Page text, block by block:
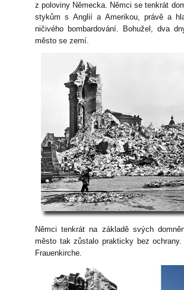
z poloviny Německa. Němci se tenkrát
stykům s Anglií a Amerikou, právě a
ničivého bombardování. Bohužel, dva
město se zemí.
Němci tenkrát na základě svých
město tak zůstalo prakticky bez
Frauenkirche.